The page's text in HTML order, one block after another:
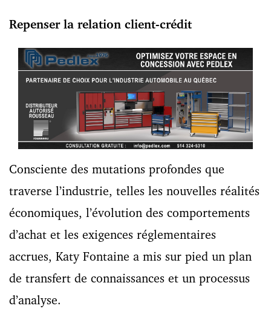
Repenser la relation client-crédit
Consciente des mutations profondes que
traverse l’industrie, telles les nouvelles réalités
économiques, l’évolution des comportements
d’achat et les exigences réglementaires
accrues, Katy Fontaine a mis sur pied un plan
de transfert de connaissances et un processus
d’analyse.